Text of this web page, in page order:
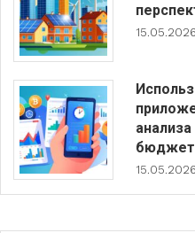
15.05.2026
15.05.2026